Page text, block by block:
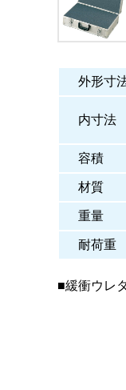
外形寸
内寸法
容積
材質
重量
耐荷重
■緩衝ウレ